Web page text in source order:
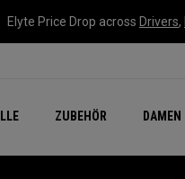
Elyte Price Drop across Drivers,
ZUBEHÖR DAMEN
Zubehör